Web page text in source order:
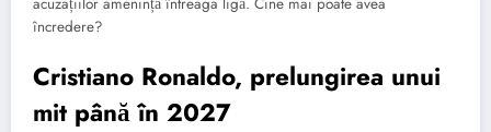
încredere?
Cristiano Ronaldo, prelungirea unui
mit până în 2027